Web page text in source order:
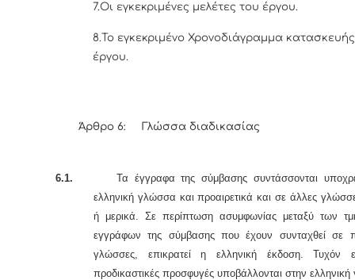
7.Οι εγκεκριμένες μελέτες του έργου.
8.Το εγκεκριμένο Χρονοδιάγραμμα
έργου.
Άρθρο 6: Γλώσσα διαδικασίας
6.1. Τα έγγραφα της σύμβασης συντάσσονται
ελληνική γλώσσα και προαιρετικά και σε άλλες
ή μερικά. Σε περίπτωση ασυμφωνίας μεταξύ των
εγγράφων της σύμβασης που έχουν συνταχθεί σε
γλώσσες, επικρατεί η ελληνική έκδοση. Τυχόν
προδικαστικές προσφυγές υποβάλλονται στην